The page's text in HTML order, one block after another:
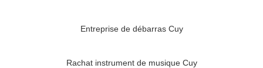
Entreprise de débarras Cuy
Rachat instrument de musique Cuy